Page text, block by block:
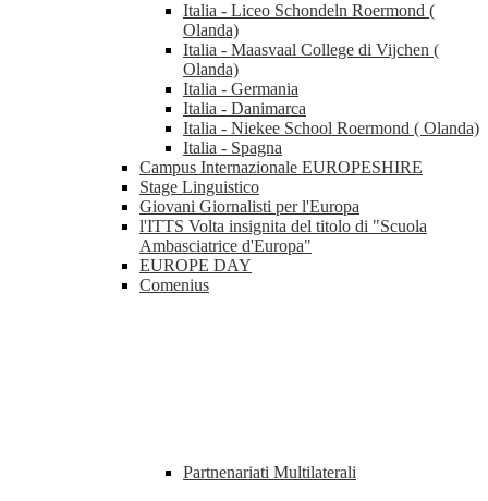
Italia - Liceo Schondeln Roermond (
Olanda)
Italia - Maasvaal College di Vijchen (
Olanda)
Italia - Germania
Italia - Danimarca
Italia - Niekee School Roermond ( Olanda)
Italia - Spagna
Campus Internazionale EUROPESHIRE
Stage Linguistico
Giovani Giornalisti per l'Europa
l'ITTS Volta insignita del titolo di "Scuola
Ambasciatrice d'Europa"
EUROPE DAY
Comenius
Partnenariati Multilaterali